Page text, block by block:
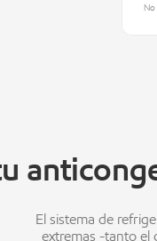
No
El sistema de
extremas -tanto el